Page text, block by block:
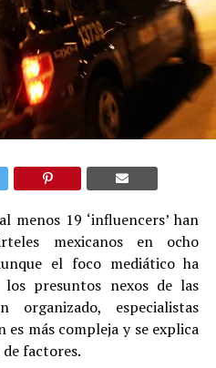
menos 19 ‘influencers’ han
mexicanos en ocho
el foco mediático ha
presuntos nexos de las
especialistas
es más compleja y se explica
factores.